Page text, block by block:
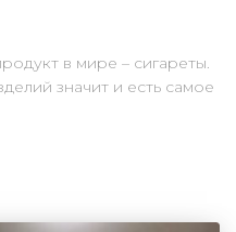
в мире – сигареты.
значит и есть самое